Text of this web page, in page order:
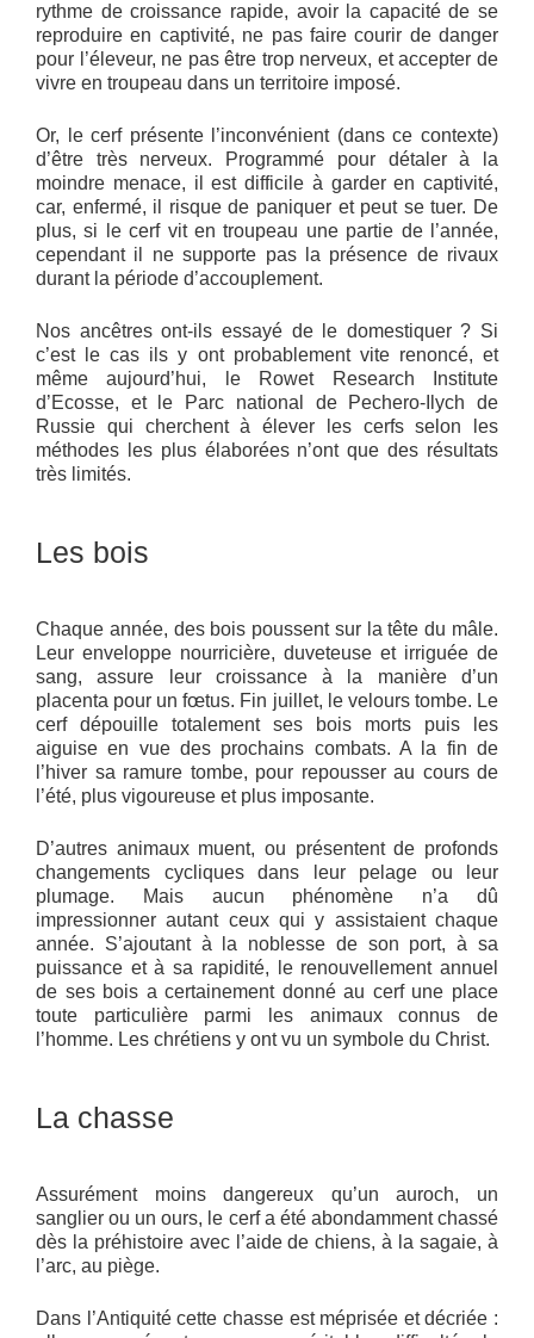
rythme de croissance rapide, avoir la capacité de se
reproduire en captivité, ne pas faire courir de danger
pour l’éleveur, ne pas être trop nerveux, et accepter de
vivre en troupeau dans un territoire imposé.
Or, le cerf présente l’inconvénient (dans ce contexte)
d’être très nerveux. Programmé pour détaler à la
moindre menace, il est difficile à garder en captivité,
car, enfermé, il risque de paniquer et peut se tuer. De
plus, si le cerf vit en troupeau une partie de l’année,
cependant il ne supporte pas la présence de rivaux
durant la période d’accouplement.
Nos ancêtres ont-ils essayé de le domestiquer ? Si
c’est le cas ils y ont probablement vite renoncé, et
même aujourd’hui, le Rowet Research Institute
d’Ecosse, et le Parc national de Pechero-Ilych de
Russie qui cherchent à élever les cerfs selon les
méthodes les plus élaborées n’ont que des résultats
très limités.
Les bois
Chaque année, des bois poussent sur la tête du mâle.
Leur enveloppe nourricière, duveteuse et irriguée de
sang, assure leur croissance à la manière d’un
placenta pour un fœtus. Fin juillet, le velours tombe. Le
cerf dépouille totalement ses bois morts puis les
aiguise en vue des prochains combats. A la fin de
l’hiver sa ramure tombe, pour repousser au cours de
l’été, plus vigoureuse et plus imposante.
D’autres animaux muent, ou présentent de profonds
changements cycliques dans leur pelage ou leur
plumage. Mais aucun phénomène n’a dû
impressionner autant ceux qui y assistaient chaque
année. S’ajoutant à la noblesse de son port, à sa
puissance et à sa rapidité, le renouvellement annuel
de ses bois a certainement donné au cerf une place
toute particulière parmi les animaux connus de
l’homme. Les chrétiens y ont vu un symbole du Christ.
La chasse
Assurément moins dangereux qu’un auroch, un
sanglier ou un ours, le cerf a été abondamment chassé
dès la préhistoire avec l’aide de chiens, à la sagaie, à
l’arc, au piège.
Dans l’Antiquité cette chasse est méprisée et décriée :